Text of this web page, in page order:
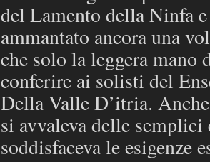
del Lamento della Ninfa
ammantato ancora una
che solo la leggera
conferire ai solisti del
Della Valle D’itria.
si avvaleva delle
soddisfaceva le esigenze